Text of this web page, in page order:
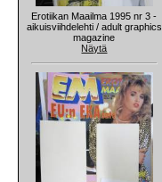
Erotiikan Maailma 1995 nr 3 -
aikuisviihdelehti / adult graphics
magazine
Näytä